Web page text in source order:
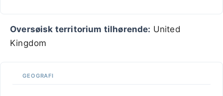
Oversøisk territorium tilhørende: United
Kingdom
GEOGRAFI